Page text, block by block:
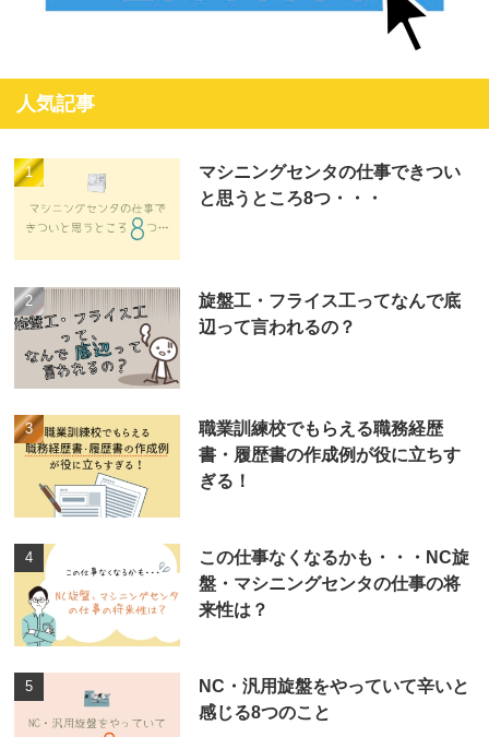
人気記事
マシニングセンタの仕事できつい
と思うところ8つ・・・
旋盤工・フライス工ってなんで底
辺って言われるの？
職業訓練校でもらえる職務経歴
書・履歴書の作成例が役に立ちす
ぎる！
この仕事なくなるかも・・・NC旋
盤・マシニングセンタの仕事の将
来性は？
NC・汎用旋盤をやっていて辛いと
感じる8つのこと